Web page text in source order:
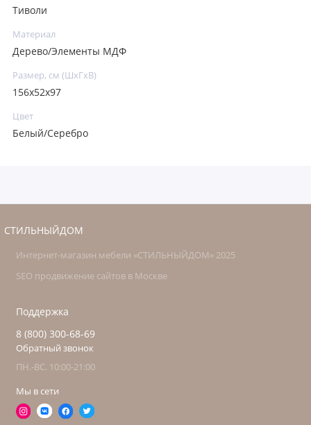
Тиволи
Материал
Дерево/Элементы МДФ
Размер, см (ШхГхВ)
156x52x97
Цвет
Белый/Серебро
СТИЛЬНЫЙДОМ
Интернет-магазин мебели «СТИЛЬНЫЙДОМ» 2025
SEO продвижение сайтов в Москве
Поддержка
8 (800) 300-68-69
Обратный звонок
ПН.-ВС. 10:00-21:00
Мы в сети